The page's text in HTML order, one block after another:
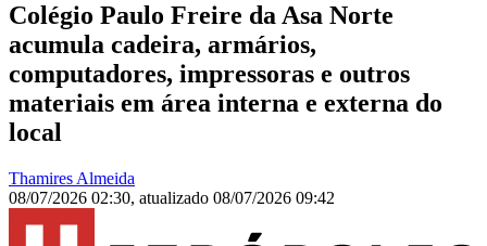
Colégio Paulo Freire da Asa Norte
acumula cadeira, armários,
computadores, impressoras e outros
materiais em área interna e externa do
local
Thamires Almeida
08/07/2026 02:30, atualizado 08/07/2026 09:42